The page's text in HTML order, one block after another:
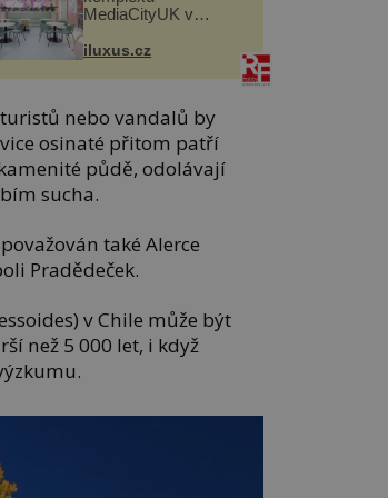
MediaCityUK v
iluxus.cz
nebo vandalů by
osinaté přitom patří
půdě, odolávají
sucha.
také Alerce
Pradědeček.
v Chile může být
než 5 000 let, i když